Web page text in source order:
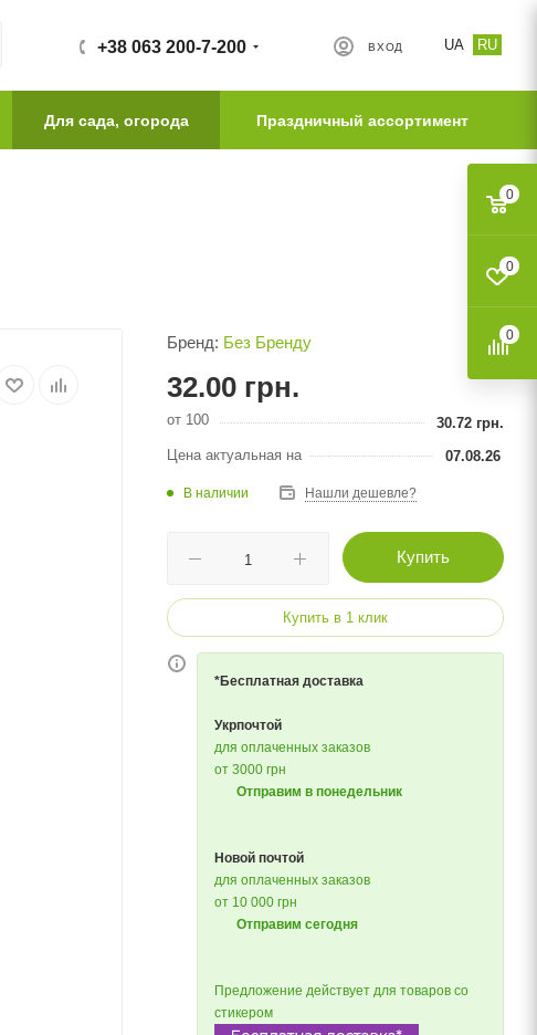
UA RU
ВХОД
+38 063 200-7-200
Для сада, огорода Праздничный ассортимент
Бренд: Без Бренду
32.00 грн.
от 100 30.72 грн.
Цена актуальная на
07.08.26
В наличии Нашли дешевле?
Купить
Купить в 1 клик
*Бесплатная доставка
Укрпочтой
для оплаченных заказов
от 3000 грн
Отправим в понедельник
Новой почтой
для оплаченных заказов
от 10 000 грн
Отправим сегодня
Предложение действует для товаров со
стикером
0
0
0